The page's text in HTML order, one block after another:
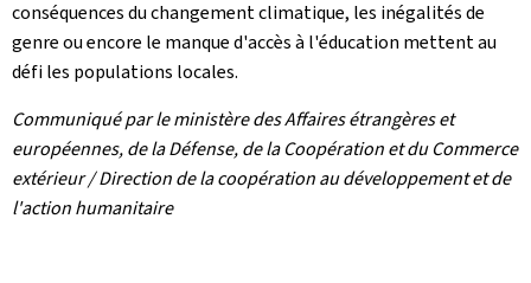
conséquences du changement climatique, les inégalités de
genre ou encore le manque d'accès à l'éducation mettent au
défi les populations locales.
Communiqué par le ministère des Affaires étrangères et
européennes, de la Défense, de la Coopération et du Commerce
extérieur / Direction de la coopération au développement et de
l'action humanitaire